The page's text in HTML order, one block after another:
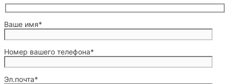
Ваше имя*
Номер вашего телефона*
Эл.почта*